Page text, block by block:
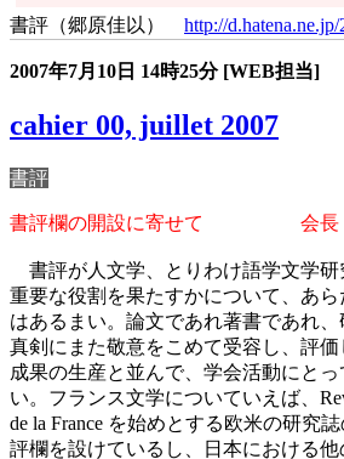
書評（郷原佳以） http://
2007年7月10日 14時25分 [WEB担当]
cahier 00, juillet 2007
書評
書評欄の開設に寄せて 会長
書評が人文学、とりわけ語学文学研
重要な役割を果たすかについて、あ
はあるまい。論文であれ著書であれ
真剣にまた敬意をこめて受容し、評価
成果の生産と並んで、学会活動にと
い。フランス文学についていえば、
de la France を始めとする欧米の研究
評欄を設けているし、日本における他